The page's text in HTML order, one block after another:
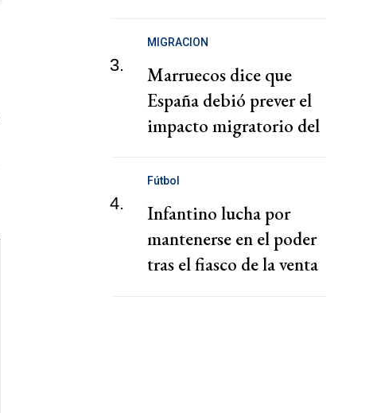
3.
MIGRACION
Marruecos dice que
España debió prever el
impacto migratorio del
4.
Fútbol
Infantino lucha por
mantenerse en el poder
tras el fiasco de la venta